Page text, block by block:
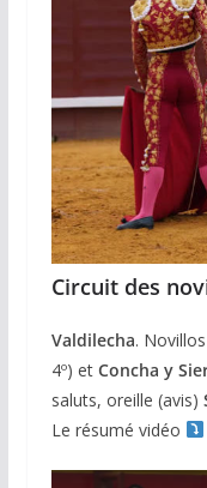
Circuit des
Valdilecha.
4º) etConcha y
saluts, oreille (avis)
Le résumé vidéo